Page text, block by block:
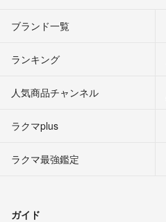
ブランド一覧
ランキング
人気商品チャンネル
ラクマplus
ラクマ最強鑑定
ガイド